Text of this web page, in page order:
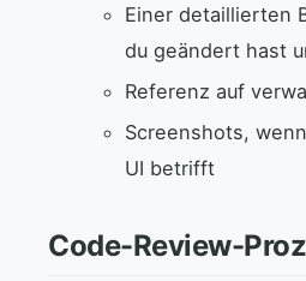
Einer detaillierten
du geändert hast
Referenz auf
Screenshots,
UI betrifft
Code-Review-